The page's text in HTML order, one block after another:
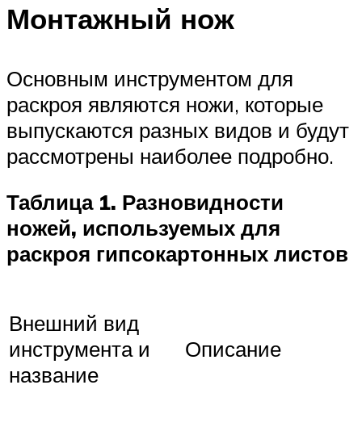
Монтажный нож
Основным инструментом для
раскроя являются ножи, которые
выпускаются разных видов и будут
рассмотрены наиболее подробно.
Таблица 1. Разновидности
ножей, используемых для
раскроя гипсокартонных листов
Внешний вид
инструмента и
название
Описание